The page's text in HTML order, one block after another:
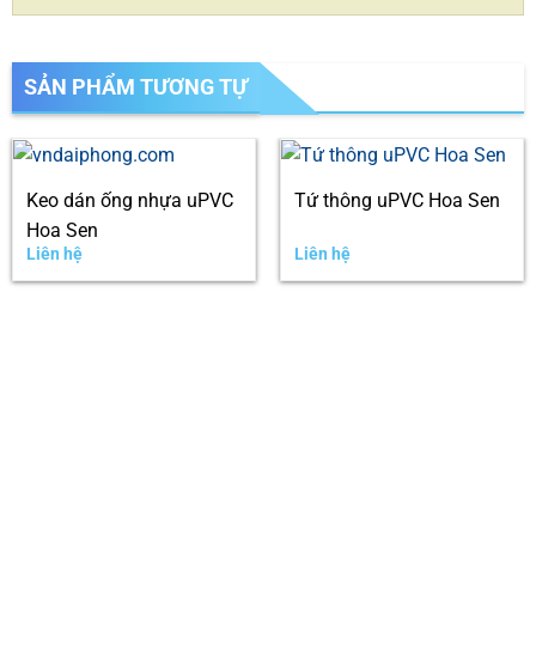
SẢN PHẨM TƯƠNG TỰ
Keo dán ống nhựa uPVC
Hoa Sen
Liên hệ
Tứ thông uPVC Hoa Sen
Liên hệ